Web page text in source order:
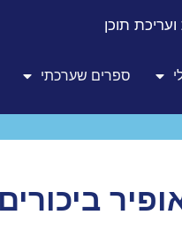
תוכן
ספרים שערכתי